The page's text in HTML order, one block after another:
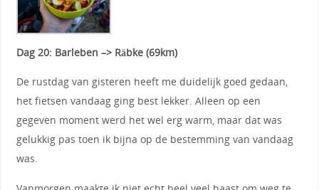
Dag 20: Barleben –> Räbke (69km)
De rustdag van gisteren heeft me duidelijk goed gedaan,
het fietsen vandaag ging best lekker. Alleen op een
gegeven moment werd het wel erg warm, maar dat was
gelukkig pas toen ik bijna op de bestemming van vandaag
was.